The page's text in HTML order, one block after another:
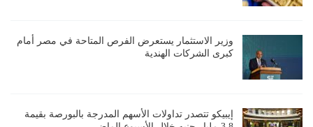
وزير الاستثمار يستعرض الفرص المتاحة في مصر أمام
كبرى الشركات الهندية
إيبيكو تتصدر تداولات الأسهم المدرجة بالبورصة بقيمة